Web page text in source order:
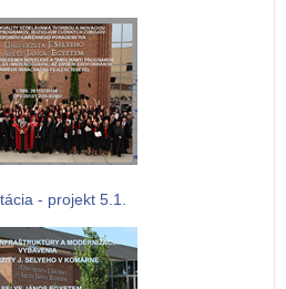
- projekt 5.1.